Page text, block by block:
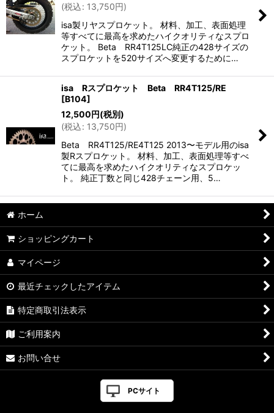
(税込: 13,750円)
isa製リヤスプロケット。 材料、加工、表面処理
等すべてに最高を求めたハイクオリティなスプロ
ケット。 Beta RR4T125LC純正の428サイズの
スプロケットを520サイズへ変更するために…
isa Rスプロケット Beta RR4T125/RE
[B104]
12,500円(税別)
(税込: 13,750円)
Beta RR4T125/RE4T125 2013〜モデル用のisa
製Rスプロケット。 材料、加工、表面処理等すべ
てに最高を求めたハイクオリティなスプロケッ
ト。 純正丁数と同じ428チェーン用、5…
ホーム
ショッピングカート
マイページ
最近チェックしたアイテム
特定商取引法表示
ご利用案内
お問い合せ
PCサイト